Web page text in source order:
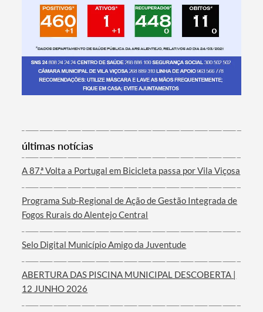
Categorias gerais
Filtros
últimas notícias
A 87.ª Volta a Portugal em Bicicleta passa por Vila Viçosa
Programa Sub-Regional de Ação de Gestão Integrada de
Fogos Rurais do Alentejo Central
Selo Digital Município Amigo da Juventude
ABERTURA DAS PISCINA MUNICIPAL DESCOBERTA |
12 JUNHO 2026